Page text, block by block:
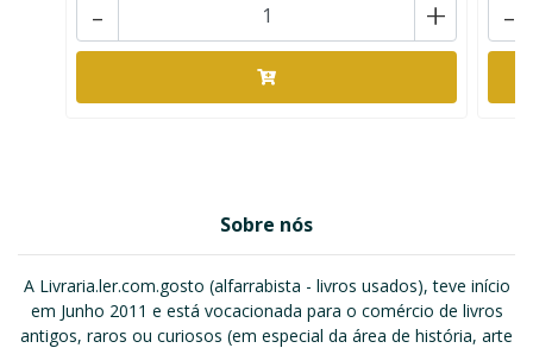
+
- -
Sobre nós
A Livraria.ler.com.gosto (alfarrabista - livros usados), teve início
em Junho 2011 e está vocacionada para o comércio de livros
antigos, raros ou curiosos (em especial da área de história, arte